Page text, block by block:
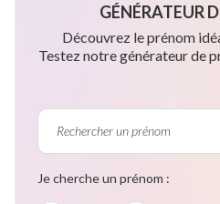
GÉNÉRATEUR
Découvrez le prénom
Testez notre générateur de
Je cherche un prénom :